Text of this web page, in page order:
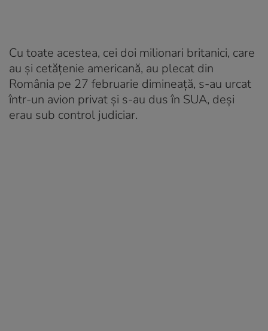
Cu toate acestea, cei doi milionari britanici, care
au și cetățenie americană, au plecat din
România pe 27 februarie dimineață, s-au urcat
într-un avion privat și s-au dus în SUA, deși
erau sub control judiciar.